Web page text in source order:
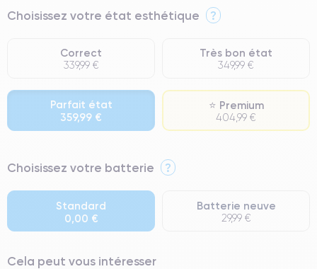
Choisissez votre état esthétique ?
Correct
339,99 €
Très bon état
349,99 €
Parfait état
359,99 €
⭐ Premium
404,99 €
⭐ Premium
● Batterie : usage intensif.
● Seuls 5% de nos téléphones ont un grade Premium.
Choisissez votre batterie ?
Standard
0,00 €
Batterie neuve
29,99 €
Cela peut vous intéresser